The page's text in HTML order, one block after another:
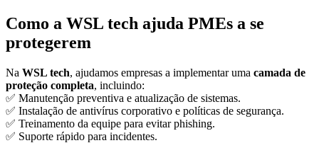
Como a WSL tech ajuda PMEs a se
protegerem
Na WSL tech, ajudamos empresas a implementar uma camada de
proteção completa, incluindo:
✅ Manutenção preventiva e atualização de sistemas.
✅ Instalação de antivírus corporativo e políticas de segurança.
✅ Treinamento da equipe para evitar phishing.
✅ Suporte rápido para incidentes.